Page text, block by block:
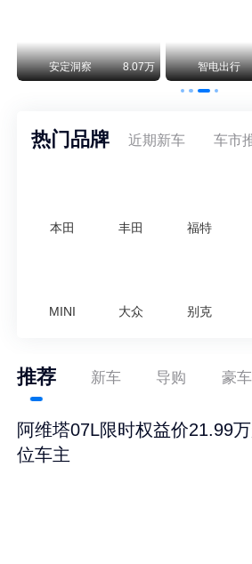
安定洞察 8.07万 智电出行
热门品牌 近期新车 车市
本田 丰田 福特
MINI 大众 别克
推荐 新车 导购 豪车
阿维塔07L限时权益价21.99
位车主